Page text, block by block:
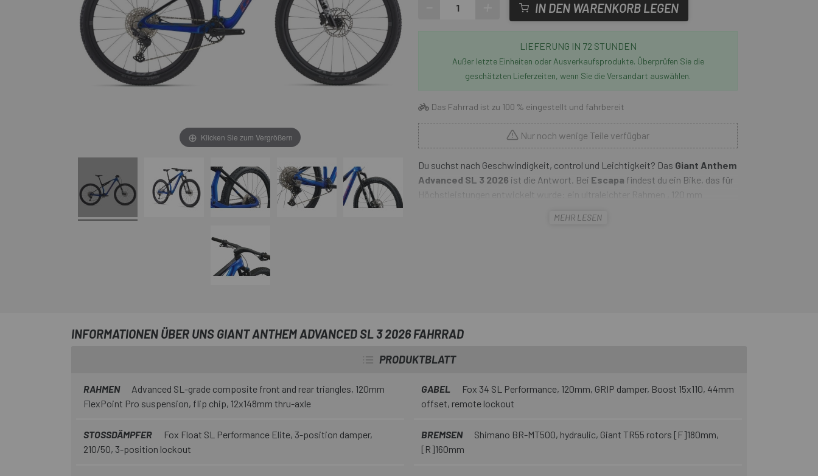
Klicken Sie zum Vergrößern
IN DEN WARENKORB LEGEN
LIEFERUNG IN 72 STUNDEN
Außer letzte Einheiten oder Ausverkaufsprodukte. Überprüfen Sie die
geschätzten Lieferzeiten, wenn Sie die Versandart auswählen.
Das Fahrrad ist zu 100 % eingestellt und fahrbereit
Nur noch wenige Teile verfügbar
Du suchst nach Geschwindigkeit, control und Leichtigkeit? Das Giant Anthem
Advanced SL 3 2026 ist die Antwort. Bei Escapa findest du ein Bike, das für
Höchstleistungen entwickelt wurde: ein ultraleichter Rahmen , 120 mm
den Unterschied machen. Alles darauf ausgelegt, dir zu helfen, jede Strecke
MEHR LESEN
INFORMATIONEN ÜBER UNS GIANT ANTHEM ADVANCED SL 3 2026 FAHRRAD
PRODUKTBLATT
RAHMEN
Advanced SL-grade composite front and rear triangles, 120mm
FlexPoint Pro suspension, flip chip, 12x148mm thru-axle
GABEL
Fox 34 SL Performance, 120mm, GRIP damper, Boost 15x110, 44mm
offset, remote lockout
STOSSDÄMPFER
Fox Float SL Performance Elite, 3-position damper,
210/50, 3-position lockout
BREMSEN
Shimano BR-MT500, hydraulic, Giant TR55 rotors [F]180mm,
[R]160mm